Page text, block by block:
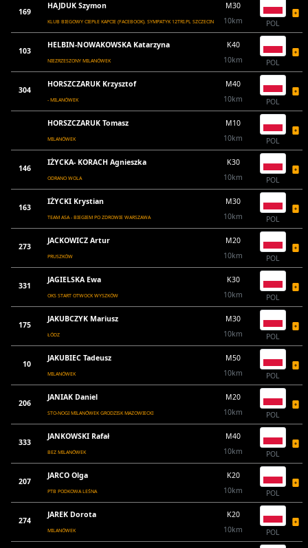
169
HAJDUK Szymon
KLUB BIEGOWY CIEPŁE KAPCIE (FACEBOOK). SYMPATYK 12TRI.PL SZCZECIN
M30
10km
POL
103
HELBIN-NOWAKOWSKA Katarzyna
NIEZRZESZONY MILANÓWEK
K40
10km
POL
304
HORSZCZARUK Krzysztof
- MILANÓWEK
M40
10km
POL
HORSZCZARUK Tomasz
MILANÓWEK
M10
10km
POL
146
IŻYCKA- KORACH Agnieszka
ODRANO WOLA
K30
10km
POL
163
IŻYCKI Krystian
TEAM ASA - BIEGIEM PO ZDROWIE WARSZAWA
M30
10km
POL
273
JACKOWICZ Artur
PRUSZKÓW
M20
10km
POL
331
JAGIELSKA Ewa
OKS START OTWOCK WYSZKÓW
K30
10km
POL
175
JAKUBCZYK Mariusz
ŁÓDZ
M30
10km
POL
10
JAKUBIEC Tadeusz
MILANÓWEK
M50
10km
POL
206
JANIAK Daniel
STO-NOGI MILANÓWEK GRODZISK MAZOWIECKI
M20
10km
POL
333
JANKOWSKI Rafał
BEZ MILANÓWEK
M40
10km
POL
207
JARCO Olga
PTB PODKOWA LEŚNA
K20
10km
POL
274
JAREK Dorota
MILANÓWEK
K20
10km
POL